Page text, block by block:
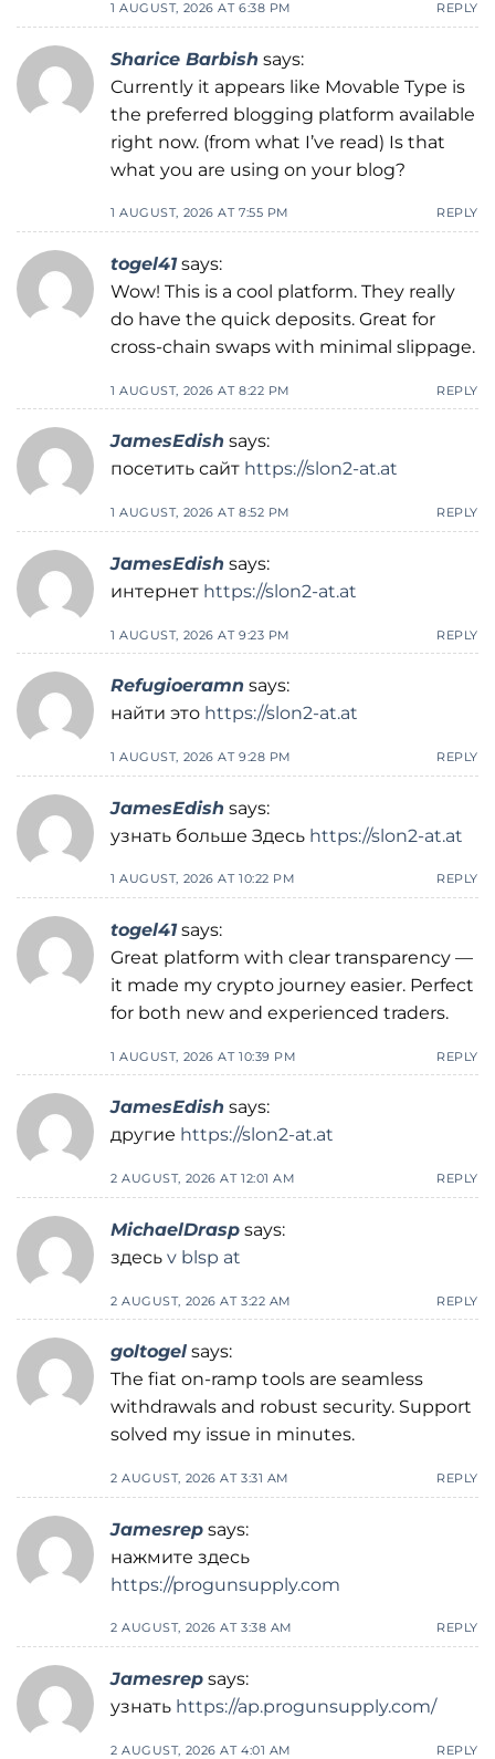
1 AUGUST, 2026 AT 6:38 PM REPLY
Sharice Barbish says:
Currently it appears like Movable Type is
the preferred blogging platform available
right now. (from what I’ve read) Is that
what you are using on your blog?
1 AUGUST, 2026 AT 7:55 PM REPLY
togel41 says:
Wow! This is a cool platform. They really
do have the quick deposits. Great for
cross-chain swaps with minimal slippage.
1 AUGUST, 2026 AT 8:22 PM REPLY
JamesEdish says:
посетить сайт https://slon2-at.at
1 AUGUST, 2026 AT 8:52 PM REPLY
JamesEdish says:
интернет https://slon2-at.at
1 AUGUST, 2026 AT 9:23 PM REPLY
Refugioeramn says:
найти это https://slon2-at.at
1 AUGUST, 2026 AT 9:28 PM REPLY
JamesEdish says:
узнать больше Здесь https://slon2-at.at
1 AUGUST, 2026 AT 10:22 PM REPLY
togel41 says:
Great platform with clear transparency —
it made my crypto journey easier. Perfect
for both new and experienced traders.
1 AUGUST, 2026 AT 10:39 PM REPLY
JamesEdish says:
другие https://slon2-at.at
2 AUGUST, 2026 AT 12:01 AM REPLY
MichaelDrasp says:
здесь v blsp at
2 AUGUST, 2026 AT 3:22 AM REPLY
goltogel says:
The fiat on-ramp tools are seamless
withdrawals and robust security. Support
solved my issue in minutes.
2 AUGUST, 2026 AT 3:31 AM REPLY
Jamesrep says:
нажмите здесь
https://progunsupply.com
2 AUGUST, 2026 AT 3:38 AM REPLY
Jamesrep says:
узнать https://ap.progunsupply.com/
2 AUGUST, 2026 AT 4:01 AM REPLY